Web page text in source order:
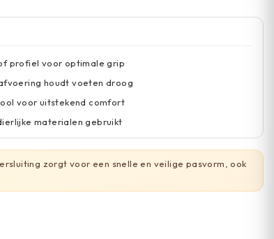
profiel voor optimale grip
houdt voeten droog
voor uitstekend comfort
materialen gebruikt
zorgt voor een snelle en veilige pasvorm, ook